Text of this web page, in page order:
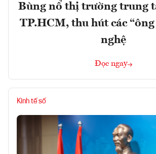
Bùng nổ thị trường trung
TP.HCM, thu hút các
nghệ
Đọc ngay
Kinh tế số